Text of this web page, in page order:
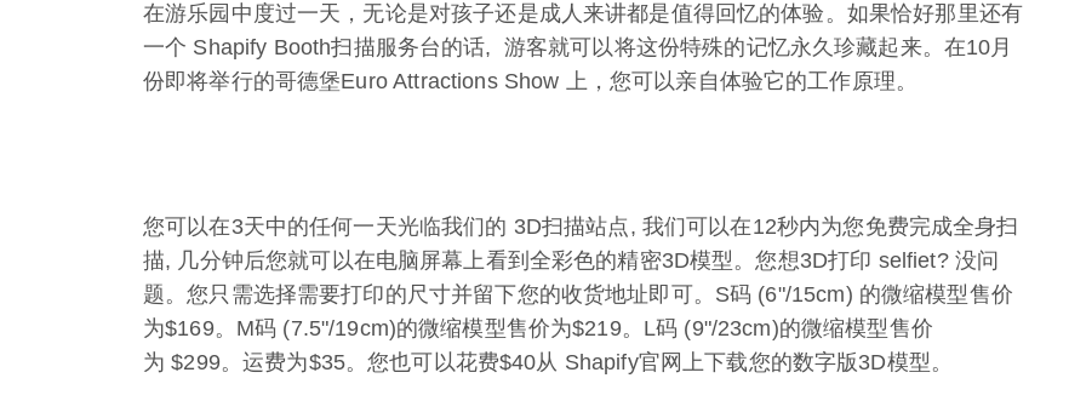
在游乐园中度过一天，无论是对孩子还是成人来讲都是值得回忆的体验。如果恰好那里还有
一个 Shapify Booth扫描服务台的话, 游客就可以将这份特殊的记忆永久珍藏起来。在10月
份即将举行的哥德堡Euro Attractions Show 上，您可以亲自体验它的工作原理。
您可以在3天中的任何一天光临我们的 3D扫描站点, 我们可以在12秒内为您免费完成全身扫
描, 几分钟后您就可以在电脑屏幕上看到全彩色的精密3D模型。您想3D打印 selfiet? 没问
题。您只需选择需要打印的尺寸并留下您的收货地址即可。S码 (6"/15cm) 的微缩模型售价
为$169。M码 (7.5"/19cm)的微缩模型售价为$219。L码 (9"/23cm)的微缩模型售价
为 $299。运费为$35。您也可以花费$40从 Shapify官网上下载您的数字版3D模型。